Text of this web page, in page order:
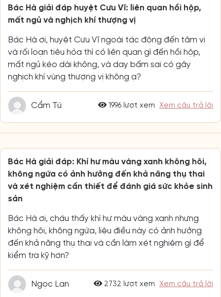
Bác Hà giải đáp huyệt Cưu Vĩ: liên quan hồi hộp,
mất ngủ và nghịch khí thượng vị
Bác Hà ơi, huyệt Cưu Vĩ ngoài tác động đến tâm vị
và rối loạn tiêu hóa thì có liên quan gì đến hồi hộp,
mất ngủ kéo dài không, và day bấm sai có gây
nghịch khí vùng thượng vị không ạ?
Cẩm Tú 1996 lượt xem Xem câu trả lời
Bác Hà giải đáp: Khí hư màu vàng xanh không hôi,
không ngứa có ảnh hưởng đến khả năng thụ thai
và xét nghiệm cần thiết để đánh giá sức khỏe sinh
sản
Bác Hà ơi, cháu thấy khí hư màu vàng xanh nhưng
không hôi, không ngứa, liệu điều này có ảnh hưởng
đến khả năng thụ thai và cần làm xét nghiệm gì để
kiểm tra kỹ hơn?
Ngọc Lan 2732 lượt xem Xem câu trả lời